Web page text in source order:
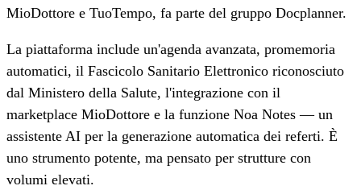
MioDottore e TuoTempo, fa parte del gruppo Docplanner.
La piattaforma include un'agenda avanzata, promemoria
automatici, il Fascicolo Sanitario Elettronico riconosciuto
dal Ministero della Salute, l'integrazione con il
marketplace MioDottore e la funzione Noa Notes — un
assistente AI per la generazione automatica dei referti. È
uno strumento potente, ma pensato per strutture con
volumi elevati.